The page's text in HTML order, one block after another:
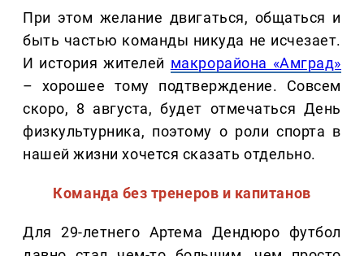
При этом желание двигаться, общаться и
быть частью команды никуда не исчезает.
И история жителей макрорайона «Амград»
– хорошее тому подтверждение. Совсем
скоро, 8 августа, будет отмечаться День
физкультурника, поэтому о роли спорта в
нашей жизни хочется сказать отдельно.
Команда без тренеров и капитанов
Для 29-летнего Артема Дендюро футбол